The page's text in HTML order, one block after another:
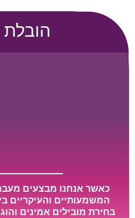
הובלת
כאשר אנחנו מבצעים מעבר
המשמעותיים והעיקריים
בחירת מובילים אמינים